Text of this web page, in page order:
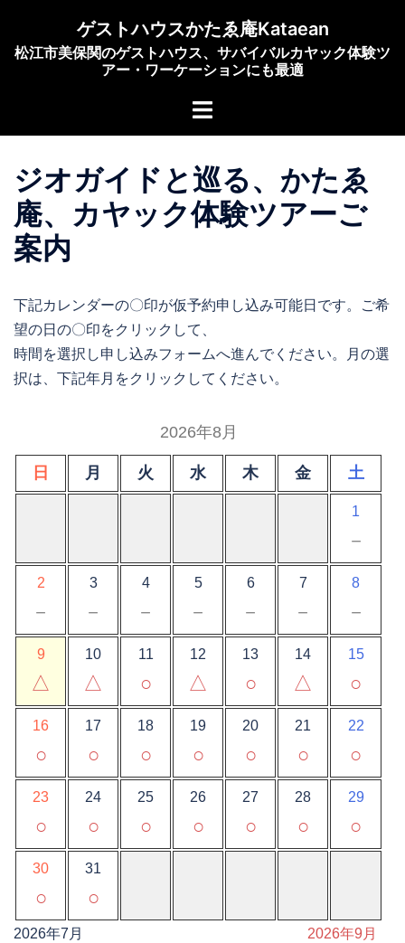
ゲストハウスかたゑ庵Kataean
松江市美保関のゲストハウス、サバイバルカヤック体験ツ
アー・ワーケーションにも最適
ト
メ
ニ
ュ
ジオガイドと巡る、かたゑ
庵、カヤック体験ツアーご
案内
下記カレンダーの〇印が仮予約申し込み可能日です。ご希
望の日の〇印をクリックして、
時間を選択し申し込みフォームへ進んでください。月の選
択は、下記年月をクリックしてください。
2026年8月
日 月 火 水 木 金 土
1
－
2
－
3
－
4
－
5
－
6
－
7
－
8
－
9
△
10
△
11
○
12
△
13
○
14
△
15
○
16
○
17
○
18
○
19
○
20
○
21
○
22
○
23
○
24
○
25
○
26
○
27
○
28
○
29
○
30
○
31
○
2026年7月 2026年9月